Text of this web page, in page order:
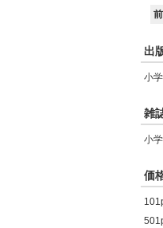
出
小
雑
小
価